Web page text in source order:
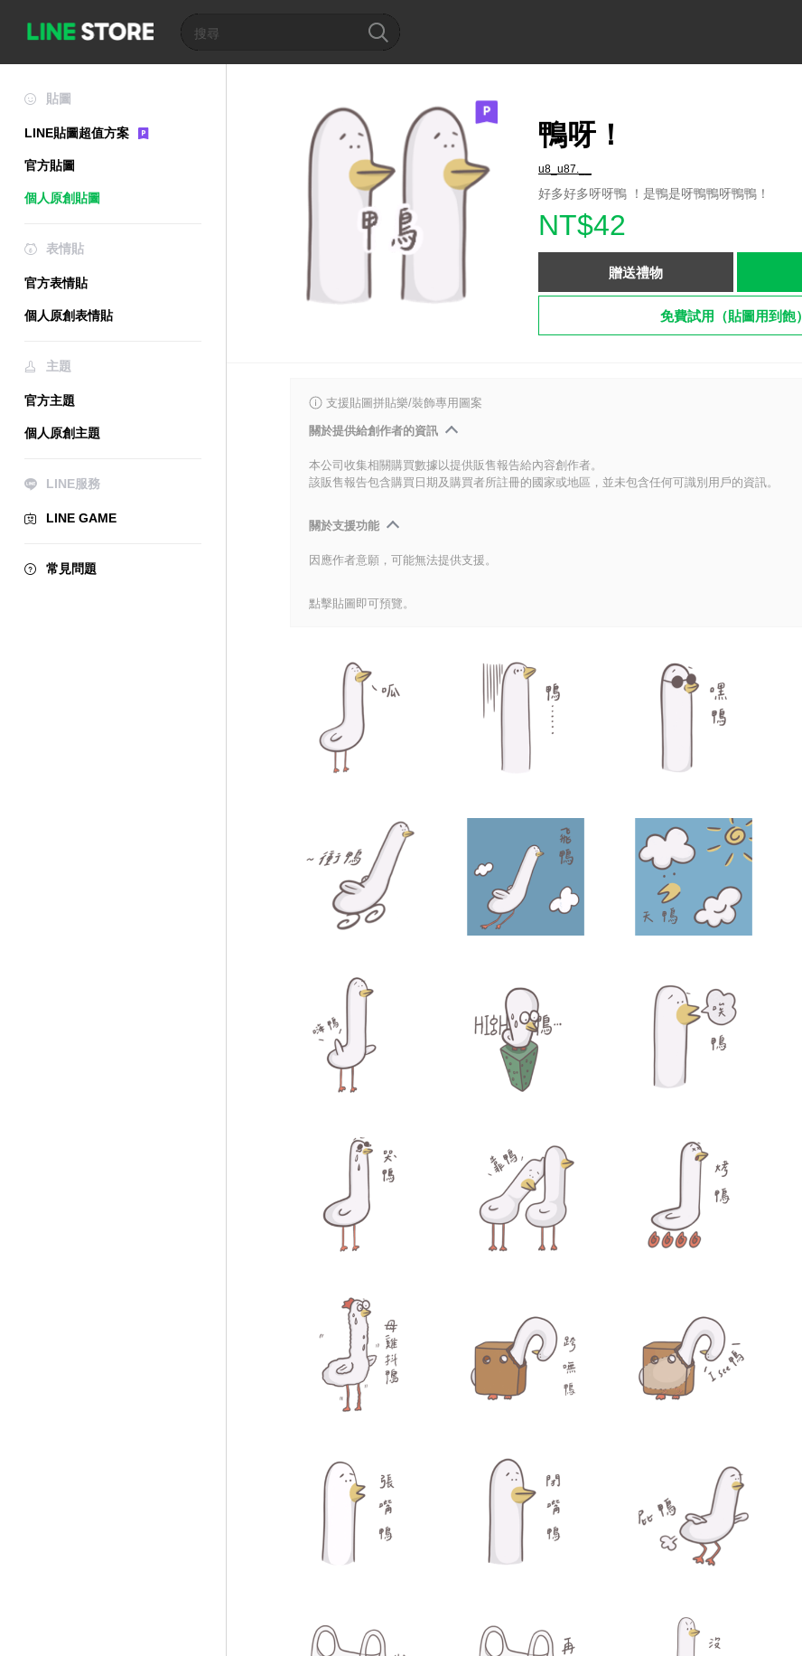
貼圖
LINE貼圖超值方案
官方貼圖
個人原創貼圖
表情貼
官方表情貼
個人原創表情貼
主題
官方主題
個人原創主題
LINE服務
LINE GAME
常見問題
鴨呀！
u8_u87.__
好多好多呀呀鴨 ！是鴨是呀鴨鴨呀鴨鴨！
NT$42
贈送禮物
免費試用（貼圖用到飽）
支援貼圖拼貼樂/裝飾專用圖案
關於提供給創作者的資訊
本公司收集相關購買數據以提供販售報告給內容創作者。
該販售報告包含購買日期及購買者所註冊的國家或地區，並未包含任何可識別用戶的資訊。
關於支援功能
因應作者意願，可能無法提供支援。
點擊貼圖即可預覽。